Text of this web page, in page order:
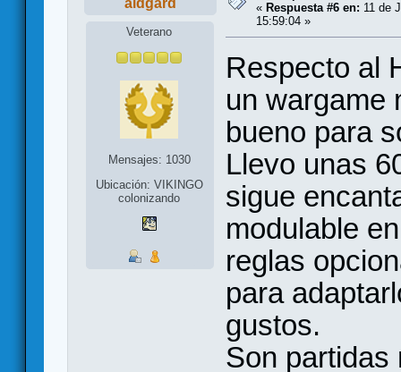
aldgard
Veterano
Mensajes: 1030
Ubicación: VIKINGO
colonizando
« Respuesta #6 en: 11 de
15:59:04 »
Respecto al
un wargame
bueno para
Llevo unas
sigue
modulable
reglas
para
gustos.
Son partidas